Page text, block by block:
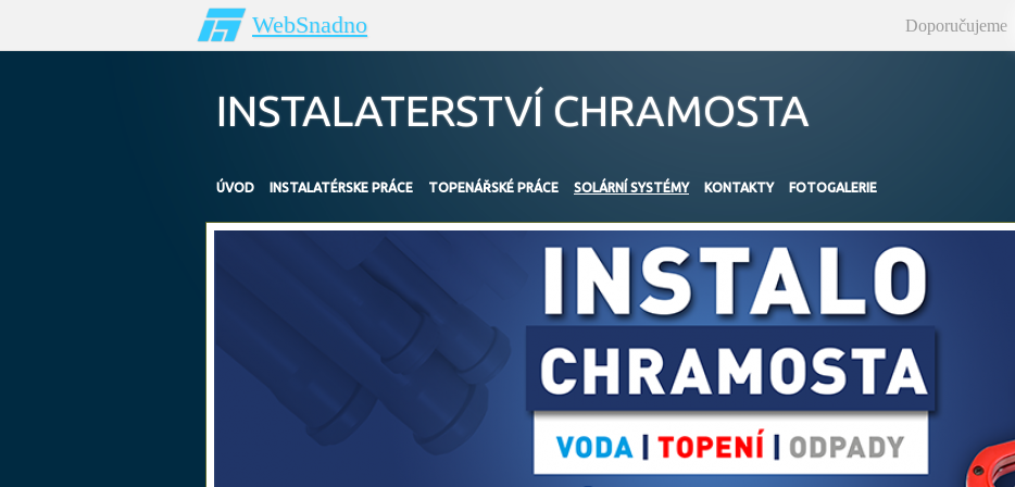
WebSnadno Doporučujeme
INSTALATERSTVÍ CHRAMOSTA
ÚVOD INSTALATÉRSKE PRÁCE TOPENÁŘSKÉ PRÁCE SOLÁRNÍ SYSTÉMY KONTAKTY FOTOGALERIE